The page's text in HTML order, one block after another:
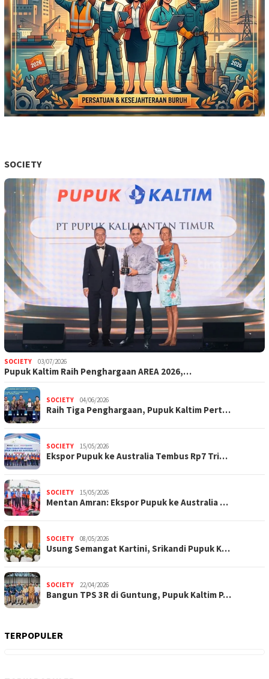
SOCIETY
SOCIETY 03/07/2026
Pupuk Kaltim Raih Penghargaan AREA 2026,…
SOCIETY 04/06/2026
Raih Tiga Penghargaan, Pupuk Kaltim Pert…
SOCIETY 15/05/2026
Ekspor Pupuk ke Australia Tembus Rp7 Tri…
SOCIETY 15/05/2026
Mentan Amran: Ekspor Pupuk ke Australia …
SOCIETY 08/05/2026
Usung Semangat Kartini, Srikandi Pupuk K…
SOCIETY 22/04/2026
Bangun TPS 3R di Guntung, Pupuk Kaltim P…
TERPOPULER